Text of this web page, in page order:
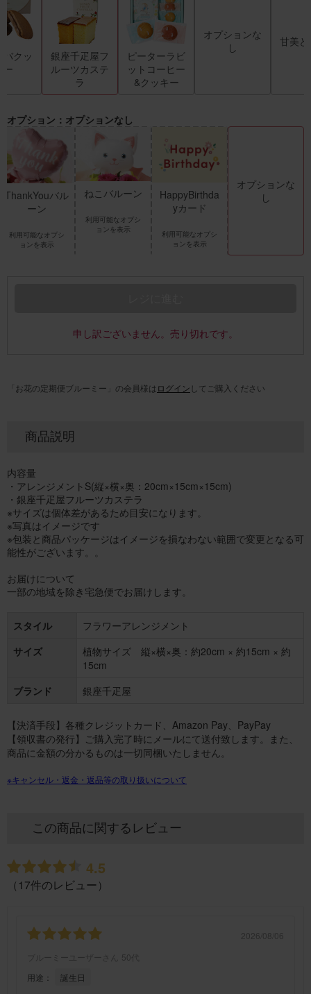
クッ
ー
銀座千疋屋フ
ルーツカステ
ラ
ピーターラビ
ットコーヒー
&クッキー
オプションな
し
甘美
オプション：オプションなし
ThankYouバル
ーン
利用可能なオプシ
ョンを表示
ねこバルーン
利用可能なオプシ
ョンを表示
HappyBirthda
yカード
利用可能なオプシ
ョンを表示
オプションな
し
申し訳ございません。売り切れです。
「お花の定期便ブルーミー」の会員様は ログイン してご購入ください
商品説明
内容量
・アレンジメントS(縦×横×奥：20cm×15cm×15cm)
・銀座千疋屋フルーツカステラ
※サイズは個体差があるため目安になります。
※写真はイメージです
※包装と商品パッケージはイメージを損なわない範囲で変更となる可
能性がございます。。
お届けについて
一部の地域を除き宅急便でお届けします。
スタイル
フラワーアレンジメント
サイズ
植物サイズ 縦×横×奥：約20cm × 約15cm × 約
15cm
ブランド
銀座千疋屋
【決済手段】各種クレジットカード、Amazon Pay、PayPay
【領収書の発行】ご購入完了時にメールにて送付致します。また、
商品に金額の分かるものは一切同梱いたしません。
※キャンセル・返金・返品等の取り扱いについて
この商品に関するレビュー
4.5
（17件のレビュー）
2026/08/06
ブルーミーユーザーさん
50代
用途：
誕生日